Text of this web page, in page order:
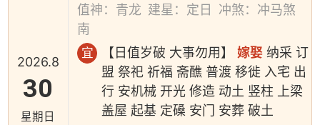
2026.8
30
星期日
值神：青龙 建星：定日
冲煞：冲马煞
南
宜 【日值岁破 大事勿用】嫁娶 纳采 订
盟 祭祀 祈福 斋醮 普渡 移徙 入宅 出
行 安机械 开光 修造 动土 竖柱 上梁
盖屋 起基 定磉 安门 安葬 破土